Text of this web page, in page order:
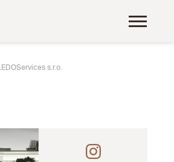
LEDOServices s.r.o.